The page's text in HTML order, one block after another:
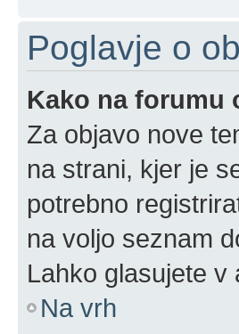
Poglavje o
Kako na forumu
Za objavo nove
na strani, kjer je
potrebno
na voljo seznam
Lahko glasujete v
Na vrh